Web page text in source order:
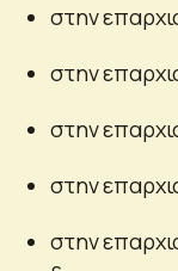
στην
στην
στην
στην
στην